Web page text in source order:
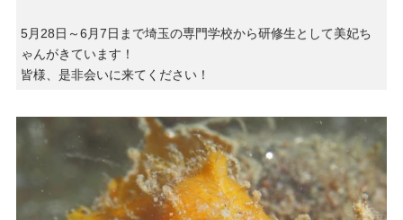
5月28日～6月7日まで埼玉の専門学校から研修生として美妃ち
ゃんがきています！
皆様、是非会いに来てください！